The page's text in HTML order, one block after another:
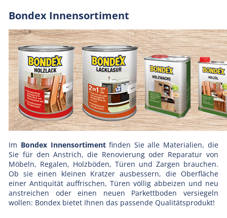
Bondex Innensortiment
Im Bondex Innensortimentfinden Sie alle Materialien, die
Sie für den Anstrich, die Renovierung oder Reparatur von
Möbeln, Regalen, Holzböden, Türen und Zargen brauchen.
Ob sie einen kleinen Kratzer ausbessern, die Oberfläche
einer Antiquität auffrischen, Türen völlig abbeizen und neu
anstreichen oder einen neuen Parkettboden versiegeln
wollen: Bondex bietet Ihnen das passende Qualitätsprodukt!